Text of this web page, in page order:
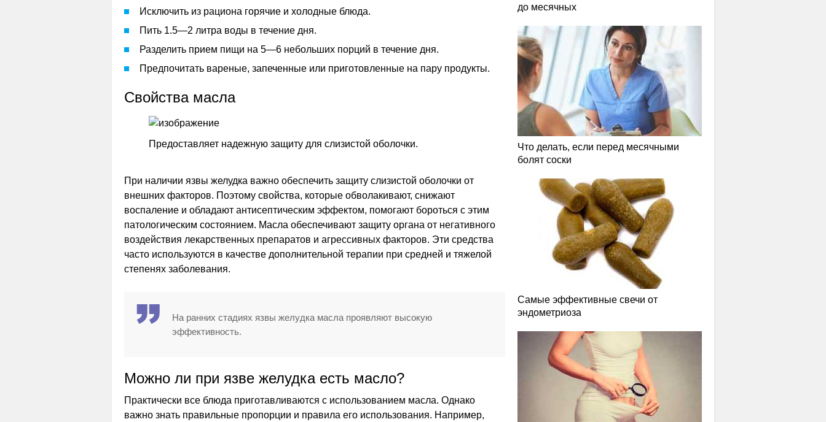
Исключить из рациона горячие и холодные блюда.
Пить 1.5—2 литра воды в течение дня.
Разделить прием пищи на 5—6 небольших порций в течение дня.
Предпочитать вареные, запеченные или приготовленные на пару продукты.
Свойства масла
Предоставляет надежную защиту для слизистой оболочки.
При наличии язвы желудка важно обеспечить защиту слизистой оболочки от
внешних факторов. Поэтому свойства, которые обволакивают, снижают
воспаление и обладают антисептическим эффектом, помогают бороться с этим
патологическим состоянием. Масла обеспечивают защиту органа от негативного
воздействия лекарственных препаратов и агрессивных факторов. Эти средства
часто используются в качестве дополнительной терапии при средней и тяжелой
степенях заболевания.
На ранних стадиях язвы желудка масла проявляют высокую
эффективность.
Можно ли при язве желудка есть масло?
Практически все блюда приготавливаются с использованием масла. Однако
важно знать правильные пропорции и правила его использования. Например,
до месячных
Что делать, если перед месячными
болят соски
Самые эффективные свечи от
эндометриоза